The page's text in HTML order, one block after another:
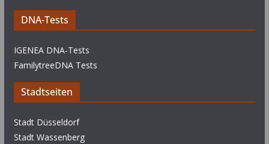
DNA-Tests
IGENEA DNA-Tests
FamilytreeDNA Tests
Stadtseiten
Stadt Düsseldorf
Stadt Wassenberg